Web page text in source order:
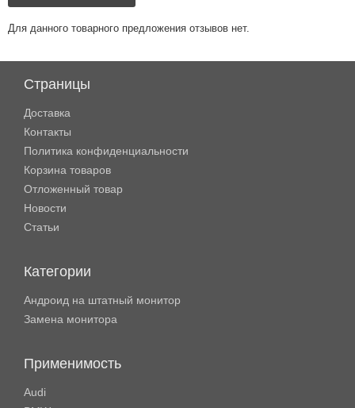
Для данного товарного предложения отзывов нет.
Страницы
Доставка
Контакты
Политика конфиденциальности
Корзина товаров
Отложенный товар
Новости
Статьи
Категории
Андроид на штатный монитор
Замена монитора
Применимость
Audi